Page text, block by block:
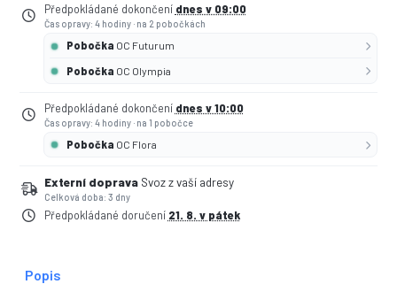
Předpokládané dokončení dnes v 09:00
Čas opravy: 4 hodiny · na 2 pobočkách
Pobočka OC Futurum
Pobočka OC Olympia
Předpokládané dokončení dnes v 10:00
Čas opravy: 4 hodiny · na 1 pobočce
Pobočka OC Flora
Externí doprava Svoz z vaší adresy
Celková doba: 3 dny
Předpokládané doručení 21. 8. v pátek
Popis